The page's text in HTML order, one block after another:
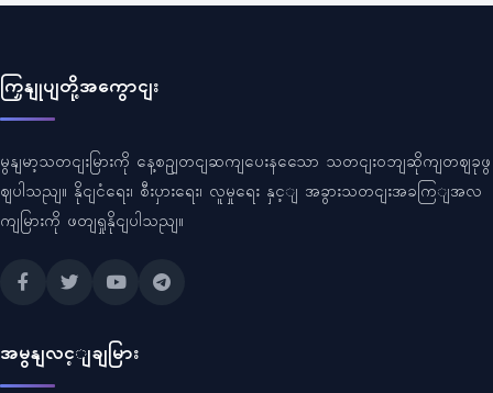
ကြှနျုပျတို့အကွောငျး
မွနျမာ့သတငျးမြားကို နေ့စဥျတငျဆကျပေးနသေော သတငျးဝဘျဆိုကျတဈခုဖွ
ဈပါသညျ။ နိုငျငံရေး၊ စီးပှားရေး၊ လူမှုရေး နှင့ျ အခွားသတငျးအခကြျအလ
ကျမြားကို ဖတျရှုနိုငျပါသညျ။
အမွနျလင့ျချမြား